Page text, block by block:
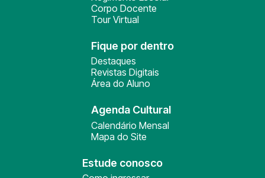
Corpo Docente
Tour Virtual
Fique por dentro
Destaques
Revistas Digitais
Área do Aluno
Agenda Cultural
Calendário Mensal
Mapa do Site
Estude conosco